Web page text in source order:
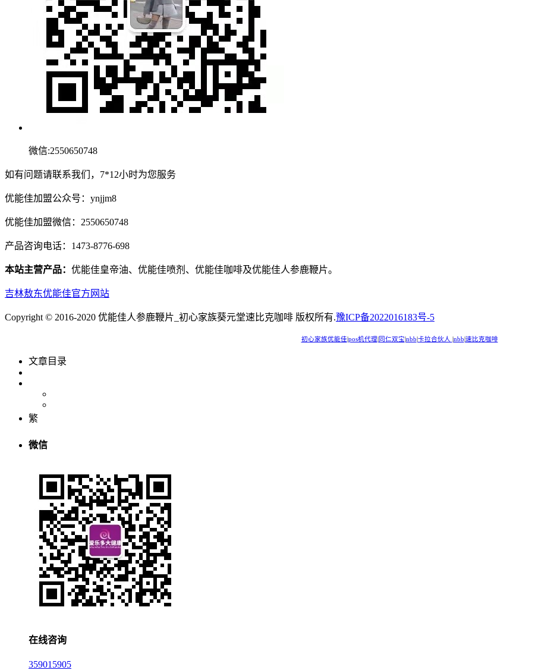
微信:2550650748
如有问题请联系我们，7*12小时为您服务
优能佳加盟公众号：ynjjm8
优能佳加盟微信：2550650748
产品咨询电话：1473-8776-698
本站主营产品： 优能佳皇帝油、优能佳喷剂、优能佳咖啡及优能佳人参鹿鞭片。
吉林敖东优能佳官方网站
Copyright © 2016-2020 优能佳人参鹿鞭片_初心家族葵元堂速比克咖啡 版权所有.豫ICP备2022016183号-5
初心家族优能佳 pos机代理 同仁双宝 nbb 卡拉合伙人 nbb 速比克咖啡
文章目录
繁
微信
在线咨询
359015905